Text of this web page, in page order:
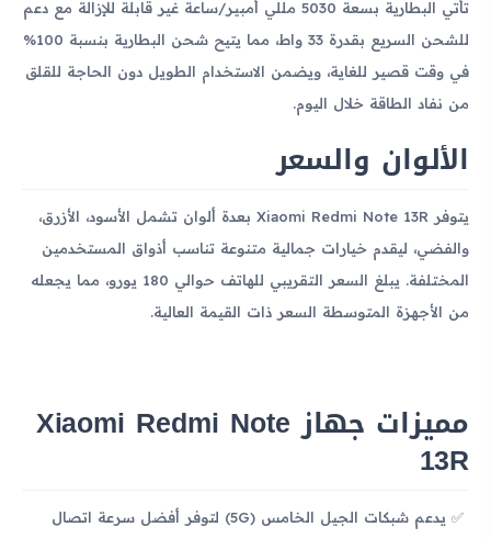
تأتي البطارية بسعة 5030 مللي أمبير/ساعة غير قابلة للإزالة مع دعم
للشحن السريع بقدرة 33 واط، مما يتيح شحن البطارية بنسبة 100%
في وقت قصير للغاية، ويضمن الاستخدام الطويل دون الحاجة للقلق
من نفاد الطاقة خلال اليوم.
الألوان والسعر
يتوفر Xiaomi Redmi Note 13R بعدة ألوان تشمل الأسود، الأزرق،
والفضي، ليقدم خيارات جمالية متنوعة تناسب أذواق المستخدمين
المختلفة. يبلغ السعر التقريبي للهاتف حوالي 180 يورو، مما يجعله
من الأجهزة المتوسطة السعر ذات القيمة العالية.
مميزات جهاز Xiaomi Redmi Note
13R
يدعم شبكات الجيل الخامس (5G) لتوفر أفضل سرعة اتصال